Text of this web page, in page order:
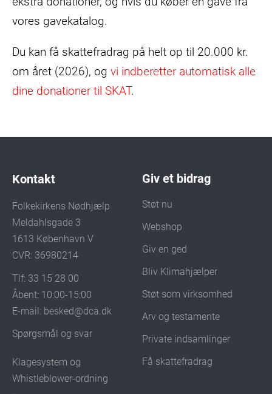
vores gavekatalog.
Du kan få skattefradrag på helt op til 20.000 kr.
om året (2026), og vi indberetter automatisk alle
dine donationer til SKAT.
Kontakt
Folkekirkens Nødhjælp
Meldahlsgade 3
1613 København V
CVR: 36980214
Tlf: 33 15 28 00
Åbent: 10:00-15:00
E-mail: besked@dca.dk
Spørgsmål og svar
Klagesystem og
Whistleblower-ordning
Giv et bidrag
Støt nu
Webshop
Giv en ged
Bliv Klimahjælper
Støt som virksomhed
Arv og testamente
Private indsamlinger
Få skattefradrag